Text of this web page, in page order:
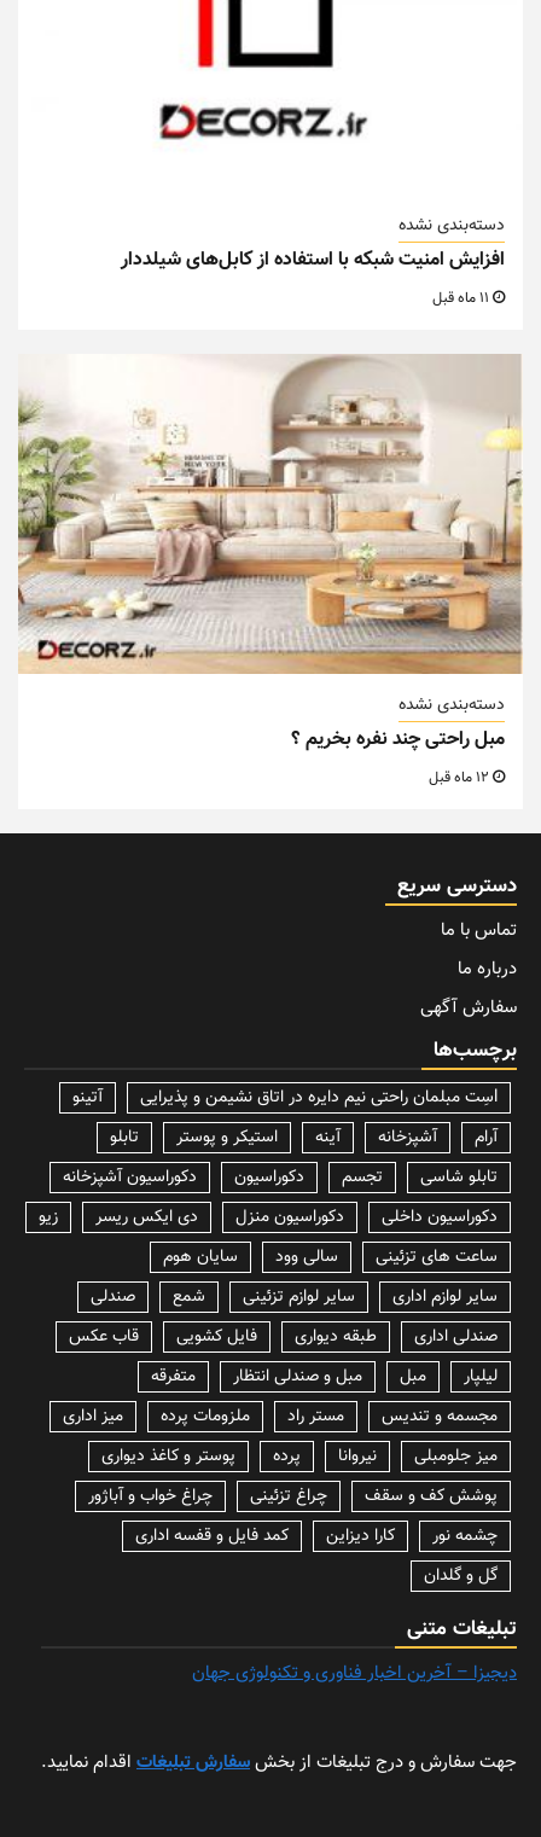
دسته‌بندی نشده
افزایش امنیت شبکه با استفاده از کابل‌های شیلددار
دسته‌بندی نشده
مبل راحتی چند نفره بخریم ؟
دسترسی سریع
تماس با ما
درباره ما
سفارش آگهی
برچسب‌ها
lسِت مبلمان راحتی نیم دایره در اتاق نشیمن و پذیرایی
آتینو
آرام
آشپزخانه آینه استیکر و پوستر
تابلو
تابلو شاسی
تجسم دکوراسیون
دکوراسیون آشپزخانه
دکوراسیون داخلی
دکوراسیون منزل دی ایکس ریسر
زیو
ساعت های تزئینی
سالی وود
سایان هوم
سایر لوازم اداری
سایر لوازم تزئینی شمع
صندلی
صندلی اداری
طبقه دیواری فایل کشویی
قاب عکس
لیلپار
مبل مبل و صندلی انتظار
متفرقه
مجسمه و تندیس
مستر راد ملزومات پرده
میز اداری
میز جلومبلی
نیروانا پرده
پوستر و کاغذ دیواری
پوشش کف و سقف
چراغ تزئینی
چراغ خواب و آباژور
چشمه نور
کارا دیزاین
کمد فایل و قفسه اداری
گل و گلدان
تبلیغات متنی
دیجیزا – آخرین اخبار فناوری و تکنولوژی جهان
جهت سفارش و درج تبلیغات از بخشسفارش تبلیغات اقدام نمایید.